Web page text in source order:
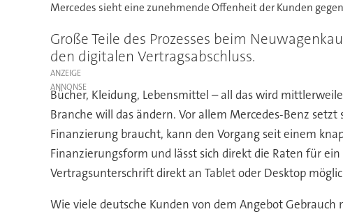
Mercedes sieht eine zunehmende Offenheit der Kunden
Große Teile des Prozesses beim
den digitalen Vertragsabschluss.
ANZEIGE
Bücher, Kleidung, Lebensmittel – all das wird
Branche will das ändern. Vor allem Mercedes-Benz
Finanzierung braucht, kann den Vorgang seit einem
Finanzierungsform und lässt sich direkt die Raten für
Vertragsunterschrift direkt an Tablet oder Desktop
Wie viele deutsche Kunden von dem Angebot